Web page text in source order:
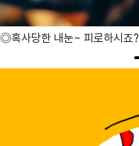
◎혹사당한 내눈~ 피로하시죠?